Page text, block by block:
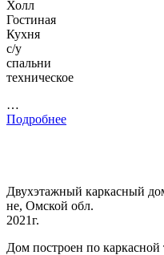
Холл
Гостиная
Кухня
с/у
спальни
техническое
…
Подробнее
Двухэтажный каркасный
не, Омской обл.
2021г.
Дом построен по каркасной